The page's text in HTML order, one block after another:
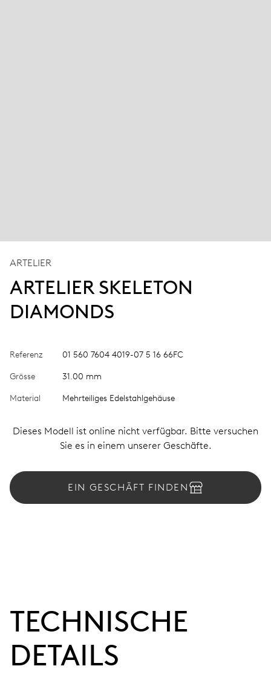
ARTELIER
ARTELIER SKELETON
DIAMONDS
Referenz 01 560 7604 4019-07 5 16 66FC
Grösse 31.00 mm
Material Mehrteiliges Edelstahlgehäuse
Dieses Modell ist online nicht verfügbar. Bitte versuchen
Sie es in einem unserer Geschäfte.
EIN GESCHÄFT FINDEN
TECHNISCHE
DETAILS